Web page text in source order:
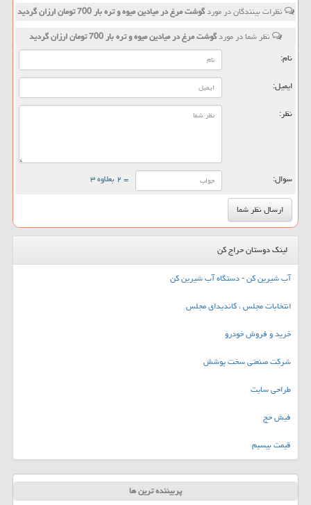
نظرات بینندگان در موردگوشت مرغ در میادین میوه و تره بار 700 تومان ارزان گردید
نظر شما در موردگوشت مرغ در میادین میوه و تره بار 700 تومان ارزان گردید
نام:
ایمیل:
نظر:
سوال: = ۲ بعلاوه ۳
لینک دوستان حراج کن
آب شیرین کن - دستگاه آب شیرین کن
انتخابات مجلس ، کاندیدای مجلس
خرید و فروش خودرو
شرکت صنعتی سخت پوشش
طراحی سایت
فیش حج
قیمت بیسیم
پربیننده ترین ها